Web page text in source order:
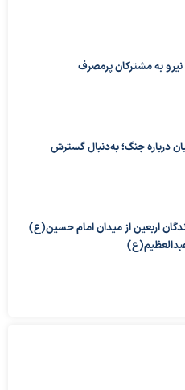
به مشترکان پرمصرف
درباره جنگ؛ به‌دنبال گسترش
اربعین از میدان امام حسین(ع)